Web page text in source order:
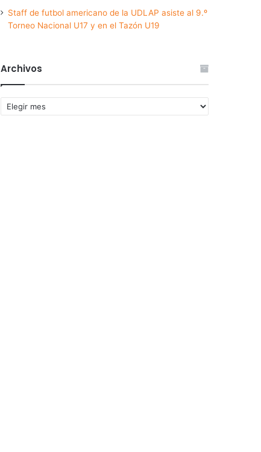
Staff de futbol americano de la UDLAP asiste al 9.º
Torneo Nacional U17 y en el Tazón U19
Archivos
Archivos